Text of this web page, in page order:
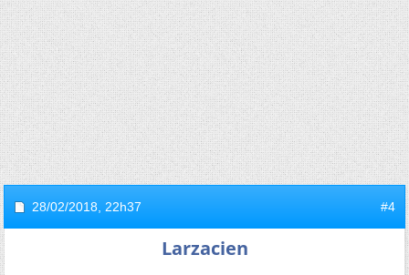
28/02/2018, 22h37 #4
Larzacien